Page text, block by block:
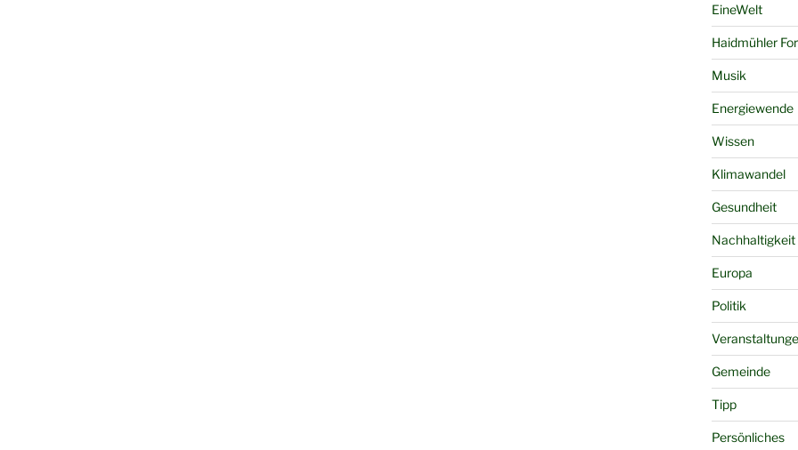
EineWelt
Haidmühler
Musik
Energiewende
Wissen
Klimawandel
Gesundheit
Nachhaltigkeit
Europa
Politik
Gemeinde
Tipp
Persönliches